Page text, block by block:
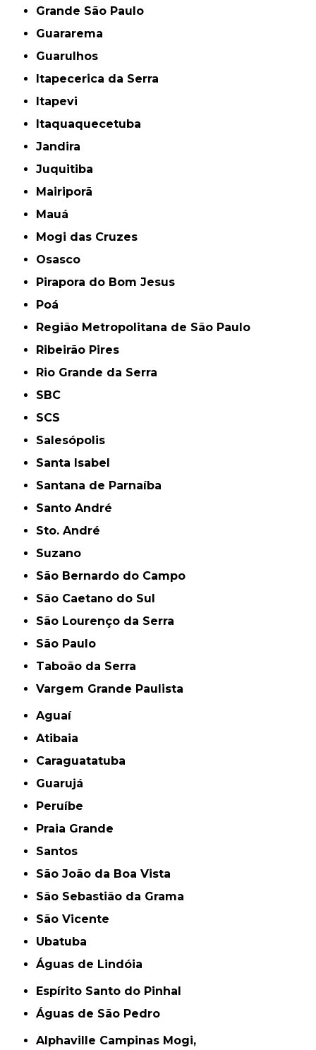
Grande São Paulo
Guararema
Guarulhos
Itapecerica da Serra
Itapevi
Itaquaquecetuba
Jandira
Juquitiba
Mairiporã
Mauá
Mogi das Cruzes
Osasco
Pirapora do Bom Jesus
Poá
Região Metropolitana de São Paulo
Ribeirão Pires
Rio Grande da Serra
SBC
SCS
Salesópolis
Santa Isabel
Santana de Parnaíba
Santo André
Sto. André
Suzano
São Bernardo do Campo
São Caetano do Sul
São Lourenço da Serra
São Paulo
Taboão da Serra
Vargem Grande Paulista
Aguaí
Atibaia
Caraguatatuba
Guarujá
Peruíbe
Praia Grande
Santos
São João da Boa Vista
São Sebastião da Grama
São Vicente
Ubatuba
Águas de Lindóia
Espírito Santo do Pinhal
Águas de São Pedro
Alphaville Campinas Mogi,